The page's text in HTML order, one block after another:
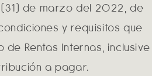
de marzo del 2022, de
y requisitos que
Rentas Internas, inclusive
a pagar.